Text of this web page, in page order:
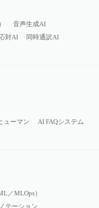
音声生成AI
対AI
同時通訳AI
ューマン
AI FAQシステム
／MLOps）
テーション